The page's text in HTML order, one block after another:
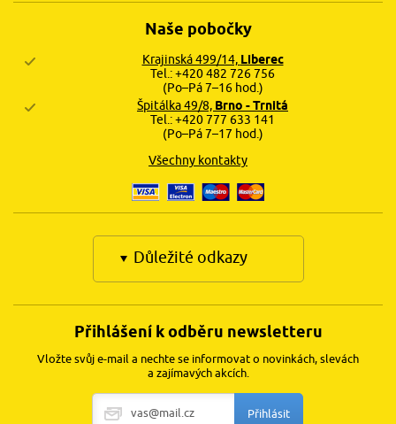
Naše pobočky
Krajinská 499/14, Liberec
Tel.: +420 482 726 756
(Po–Pá 7–16 hod.)
Špitálka 49/8, Brno - Trnitá
Tel.: +420 777 633 141
(Po–Pá 7–17 hod.)
Všechny kontakty
Důležité odkazy
Přihlášení k odběru newsletteru
Vložte svůj e-mail a nechte se informovat o novinkách, slevách
a zajímavých akcích.